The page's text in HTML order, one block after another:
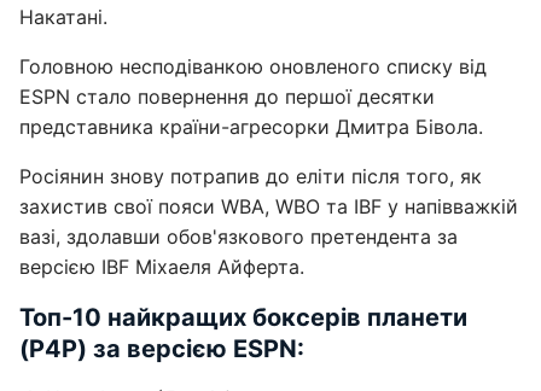
Накатані.
Головною несподіванкою оновленого списку від
ESPN стало повернення до першої десятки
представника країни-агресорки Дмитра Бівола.
Росіянин знову потрапив до еліти після того, як
захистив свої пояси WBA, WBO та IBF у напівважкій
вазі, здолавши обов'язкового претендента за
версією IBF Міхаеля Айферта.
Топ-10 найкращих боксерів планети
(P4P) за версією ESPN: